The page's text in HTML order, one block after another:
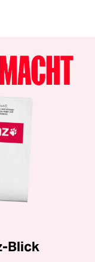
Blick